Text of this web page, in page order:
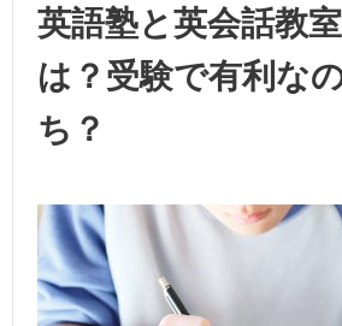
英語塾と英会話教
は？受験で有利な
ち？